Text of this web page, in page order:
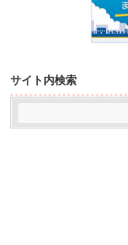
サイト内検索